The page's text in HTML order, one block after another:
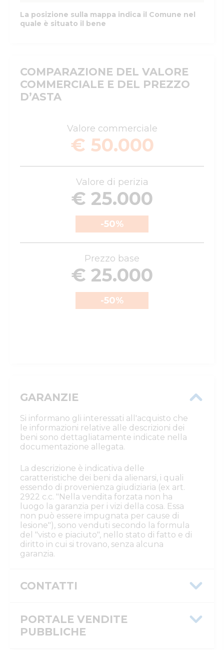
La posizione sulla mappa indica il Comune nel
quale è situato il bene
COMPARAZIONE DEL VALORE
COMMERCIALE E DEL PREZZO
D’ASTA
Valore commerciale
€ 50.000
Valore di perizia
€ 25.000
-50%
Prezzo base
€ 25.000
-50%
GARANZIE
Si informano gli interessati all'acquisto che
le informazioni relative alle descrizioni dei
beni sono dettagliatamente indicate nella
documentazione allegata.
La descrizione è indicativa delle
caratteristiche dei beni da alienarsi, i quali
essendo di provenienza giudiziaria (ex art.
2922 c.c. "Nella vendita forzata non ha
luogo la garanzia per i vizi della cosa. Essa
non può essere impugnata per cause di
lesione"), sono venduti secondo la formula
del "visto e piaciuto", nello stato di fatto e di
diritto in cui si trovano, senza alcuna
garanzia.
CONTATTI
Emilia
Numeri di telefono
Fax: 0522/271150
PORTALE VENDITE
PUBBLICHE